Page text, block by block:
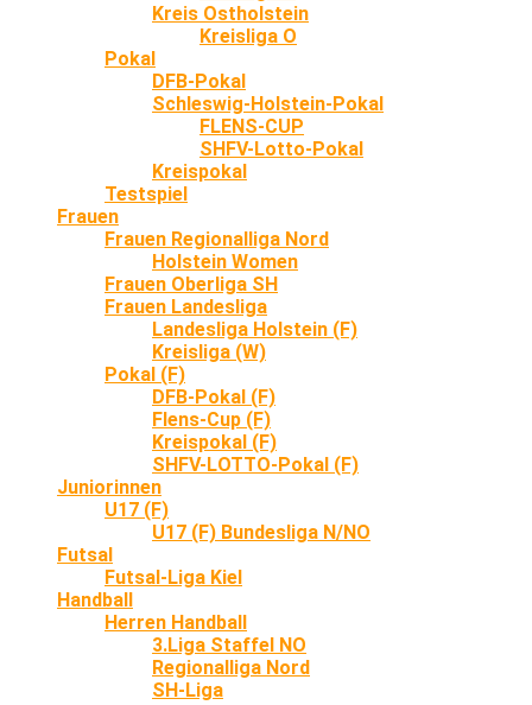
Kreis Ostholstein
Kreisliga O
Pokal
DFB-Pokal
Schleswig-Holstein-Pokal
FLENS-CUP
SHFV-Lotto-Pokal
Kreispokal
Testspiel
Frauen
Frauen Regionalliga Nord
Holstein Women
Frauen Oberliga SH
Frauen Landesliga
Landesliga Holstein (F)
Kreisliga (W)
Pokal (F)
DFB-Pokal (F)
Flens-Cup (F)
Kreispokal (F)
SHFV-LOTTO-Pokal (F)
Juniorinnen
U17 (F)
U17 (F) Bundesliga N/NO
Futsal
Futsal-Liga Kiel
Handball
Herren Handball
3.Liga Staffel NO
Regionalliga Nord
SH-Liga